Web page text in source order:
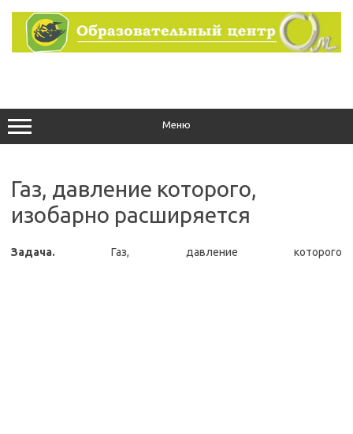
содержимому
Меню
Газ, давление которого,
изобарно расширяется
Задача.Газ, давление которого